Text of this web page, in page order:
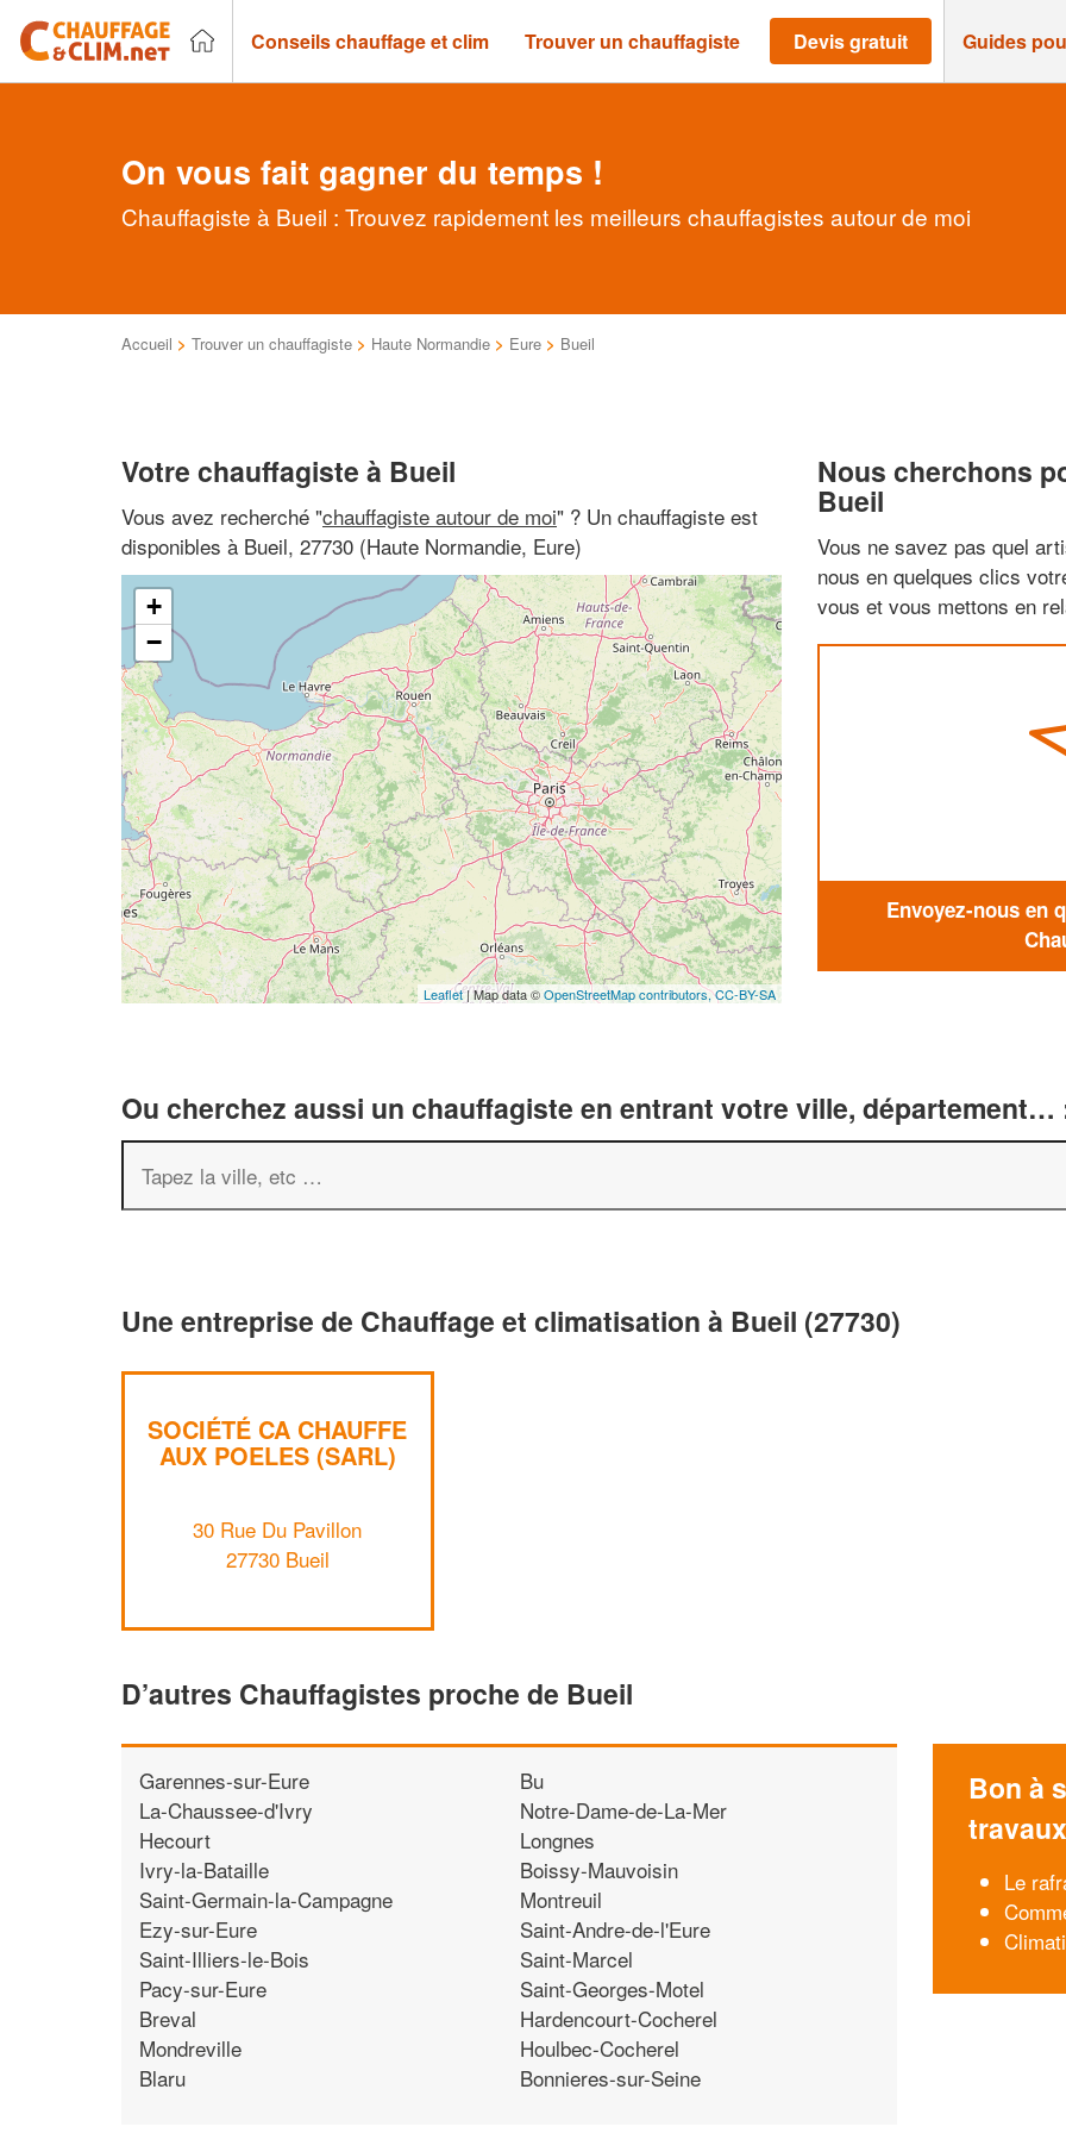
Conseils chauffage et clim Trouver un chauffagiste Devis gratuit Guides
On vous fait gagner du temps !
Chauffagiste à Bueil : Trouvez rapidement les meilleurs chauffagistes autour de moi
Accueil > Trouver un chauffagiste > Haute Normandie > Eure > Bueil
Votre chauffagiste à Bueil
Vous avez recherché "chauffagiste autour de moi" ? Un chauffagiste est
disponibles à Bueil, 27730 (Haute Normandie, Eure)
+
−
Leaflet| Map data ©OpenStreetMap contributors,CC-BY-SA
Nous cherchons
Bueil
Vous ne savez pas quel
nous en quelques clics
vous et vous mettons en
Envoyez-nous en
Ou cherchez aussi un chauffagiste en entrant votre ville, département…
Une entreprise de Chauffage et climatisation à Bueil (27730)
SOCIÉTÉ CA CHAUFFE
AUX POELES (SARL)
30 Rue Du Pavillon
27730 Bueil
D’autres Chauffagistes proche de Bueil
Garennes-sur-Eure
La-Chaussee-d'Ivry
Hecourt
Ivry-la-Bataille
Saint-Germain-la-Campagne
Ezy-sur-Eure
Saint-Illiers-le-Bois
Pacy-sur-Eure
Breval
Mondreville
Blaru
Bu
Notre-Dame-de-La-Mer
Longnes
Boissy-Mauvoisin
Montreuil
Saint-Andre-de-l'Eure
Saint-Marcel
Saint-Georges-Motel
Hardencourt-Cocherel
Houlbec-Cocherel
Bonnieres-sur-Seine
Bon à
travaux
Le